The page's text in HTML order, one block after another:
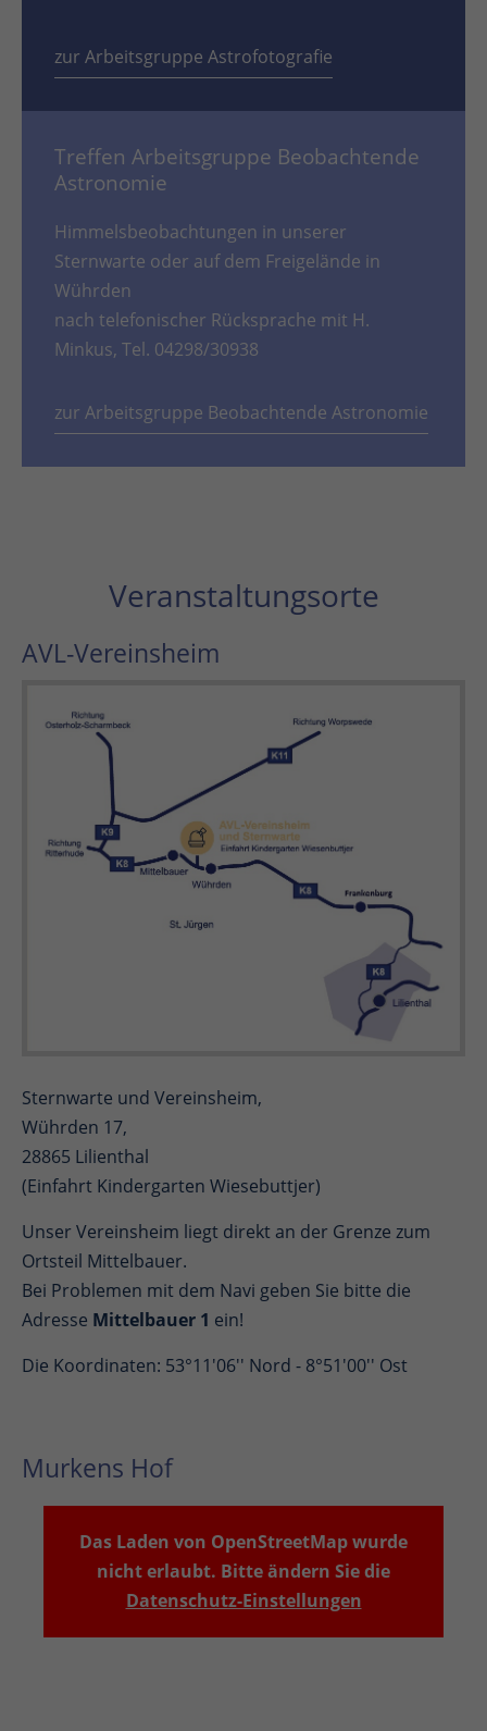
zur Arbeitsgruppe Astrofotografie
Treffen Arbeitsgruppe Beobachtende
Astronomie
Himmelsbeobachtungen in unserer
Sternwarte oder auf dem Freigelände in
Wührden
nach telefonischer Rücksprache mit H.
Minkus, Tel. 04298/30938
zur Arbeitsgruppe Beobachtende Astronomie
Veranstaltungsorte
AVL-Vereinsheim
Sternwarte und Vereinsheim,
Wührden 17,
28865 Lilienthal
(Einfahrt Kindergarten Wiesebuttjer)
Unser Vereinsheim liegt direkt an der Grenze zum
Ortsteil Mittelbauer.
Bei Problemen mit dem Navi geben Sie bitte die
Adresse Mittelbauer 1 ein!
Die Koordinaten: 53°11'06'' Nord - 8°51'00'' Ost
Murkens Hof
Das Laden von OpenStreetMap wurde
nicht erlaubt. Bitte ändern Sie die
Datenschutz-Einstellungen